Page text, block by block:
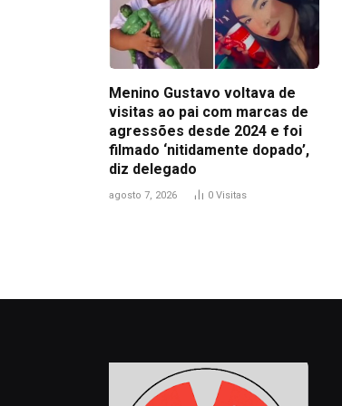
Menino Gustavo voltava de
visitas ao pai com marcas de
agressões desde 2024 e foi
filmado ‘nitidamente dopado’,
diz delegado
agosto 7, 2026 0 Visitas